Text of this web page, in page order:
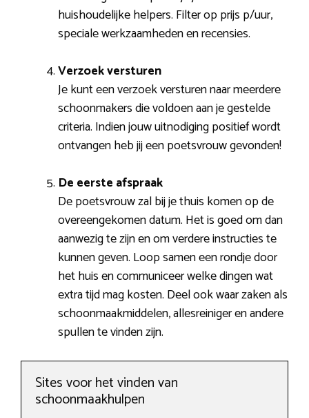
huishoudelijke helpers. Filter op prijs p/uur,
speciale werkzaamheden en recensies.
Verzoek versturen
Je kunt een verzoek versturen naar meerdere
schoonmakers die voldoen aan je gestelde
criteria. Indien jouw uitnodiging positief wordt
ontvangen heb jij een poetsvrouw gevonden!
De eerste afspraak
De poetsvrouw zal bij je thuis komen op de
overeengekomen datum. Het is goed om dan
aanwezig te zijn en om verdere instructies te
kunnen geven. Loop samen een rondje door
het huis en communiceer welke dingen wat
extra tijd mag kosten. Deel ook waar zaken als
schoonmaakmiddelen, allesreiniger en andere
spullen te vinden zijn.
Sites voor het vinden van
schoonmaakhulpen